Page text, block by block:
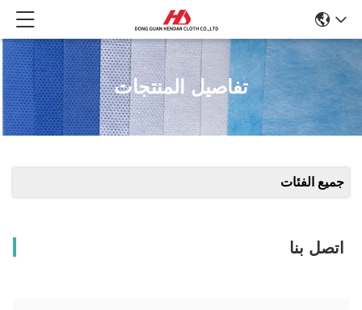
تفاصيل المنتجات
جميع الفئات
اتصل بنا